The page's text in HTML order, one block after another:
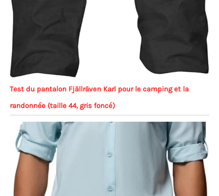
Test du pantalon Fjällräven Karl pour le camping et la
randonnée (taille 44, gris foncé)